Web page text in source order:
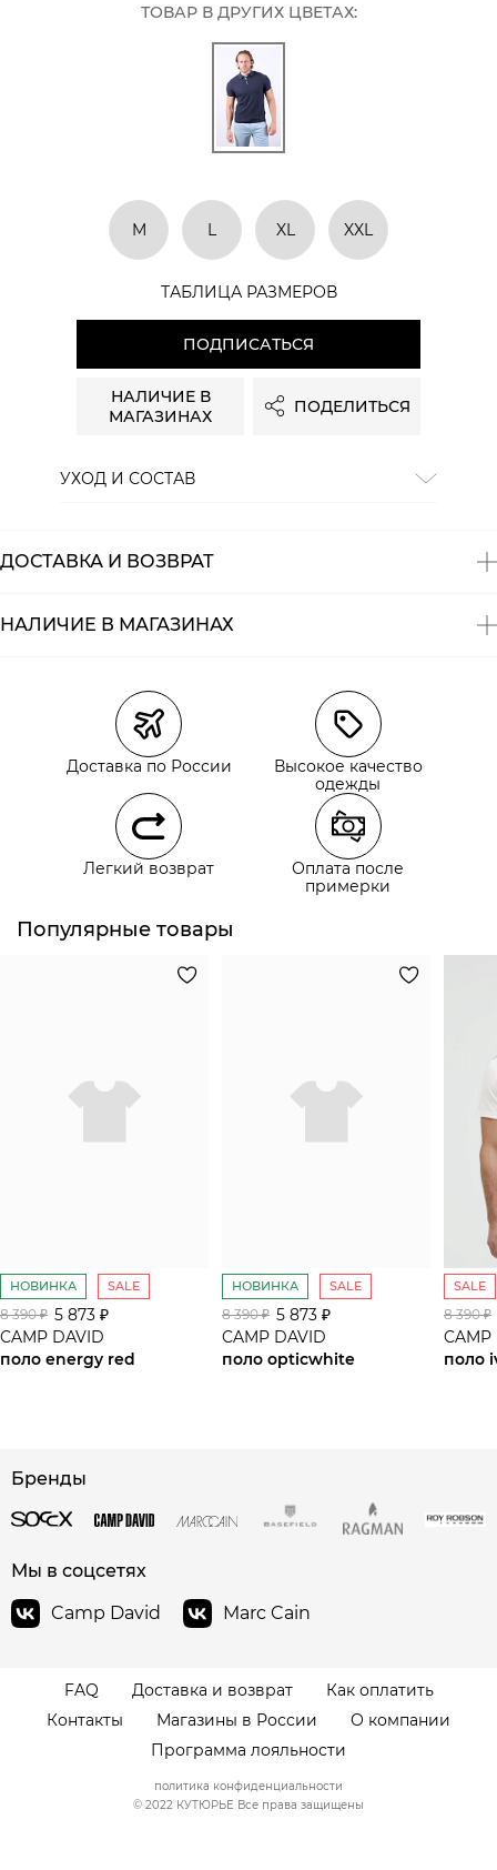
ТОВАР В ДРУГИХ ЦВЕТАХ:
M L XL XXL
ТАБЛИЦА РАЗМЕРОВ
ПОДПИСАТЬСЯ
НАЛИЧИЕ В
МАГАЗИНАХ
ПОДЕЛИТЬСЯ
УХОД И СОСТАВ
ДОСТАВКА И ВОЗВРАТ
Курьерская доставка СДЭК
Самовывоз из пункта выдачи СДЭК
Самовывоз из наших магазинов
Курьерская доставка СДЭК
Самовывоз из пункта выдачи СДЭК
НАЛИЧИЕ В МАГАЗИНАХ
Доставка по России
Высокое качество
одежды
Легкий возврат
Оплата после
примерки
Популярные товары
НОВИНКА SALE
8 390 ₽ 5 873 ₽
CAMP DAVID
поло energy red
НОВИНКА SALE
8 390 ₽ 5 873 ₽
CAMP DAVID
поло opticwhite
SALE
8 390 ₽
CAMP
поло
Бренды
Мы в соцсетях
Camp David
Marc Cain
FAQ Доставка и возврат
Как оплатить
Контакты
Магазины в России
О компании
Программа лояльности
© 2022 КУТЮРЬЕ Все права защищены
политика конфиденциальности